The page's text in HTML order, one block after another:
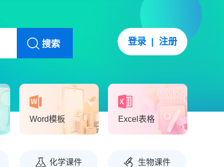
搜索 登录 注册
Word模板 Excel表格
化学课件 生物课件